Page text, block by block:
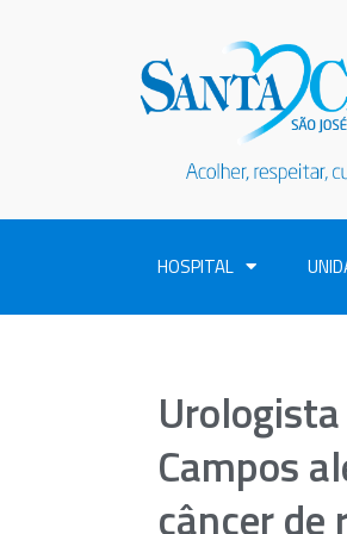
HOSPITAL
Urologista
Campos
câncer de